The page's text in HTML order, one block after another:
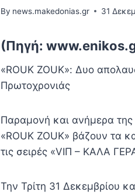
By news.makedonias.gr 31
(Πηγή:
«ROUK ZOUK»: Δυο
Πρωτοχρονιάς
Παραμονή και ανήμερα
«ROUK ZOUK» βάζουν τα
τις σειρές «VIΠ – ΚΑΛΑ
Την Τρίτη 31 Δεκεμβρίου